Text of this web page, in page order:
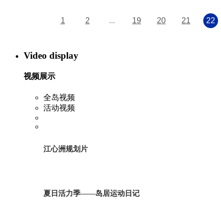
1 2 ... 19 20 21 22
Video display
视频展示
全岛视频
活动视频
江心洲规划片
夏日活力季——岛居运动日记